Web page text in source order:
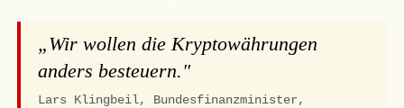
„Wir wollen die Kryptowährungen
anders besteuern."
Lars Klingbeil, Bundesfinanzminister,